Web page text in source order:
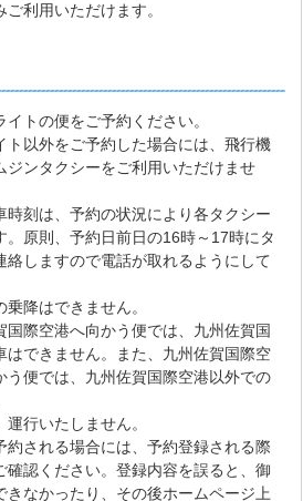
利用いただけます。
トの便をご予約ください。
ト以外をご予約した場合には、飛行機
ジンタクシーをご利用いただけませ
時刻は、予約の状況により各タクシー
。原則、予約日前日の16時～17時にタ
絡しますので電話が取れるようにして
降はできません。
国際空港へ向かう便では、九州佐賀国
はできません。また、九州佐賀国際空
う便では、九州佐賀国際空港以外での
行いたしません。
約される場合には、予約登録される際
確認ください。登録内容を誤ると、御
きなかったり、その後ホームページ上